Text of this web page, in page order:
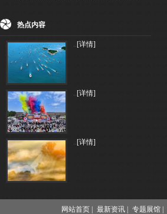
热点内容
..[详情]
..[详情]
..[详情]
网站首页 | 最新资讯 | 专题展馆 |